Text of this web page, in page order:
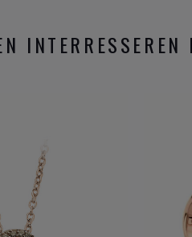
INTERRESSEREN